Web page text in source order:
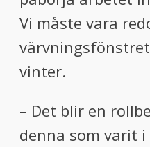
Vi måste vara
vinter.
– Det blir en
denna som varit i